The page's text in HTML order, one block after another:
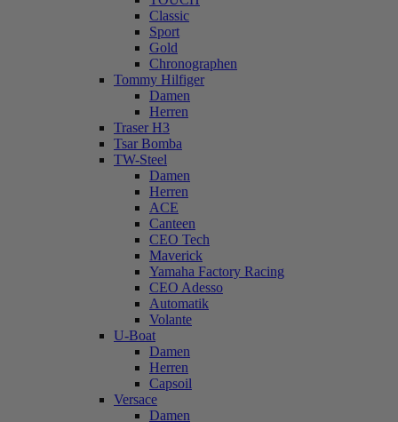
Classic
Sport
Gold
Chronographen
Tommy Hilfiger
Damen
Herren
Traser H3
Tsar Bomba
TW-Steel
Damen
Herren
ACE
Canteen
CEO Tech
Maverick
Yamaha Factory Racing
CEO Adesso
Automatik
Volante
U-Boat
Damen
Herren
Capsoil
Versace
Damen